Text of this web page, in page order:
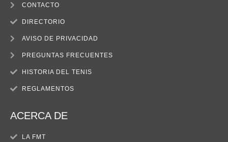
CONTACTO
DIRECTORIO
AVISO DE PRIVACIDAD
PREGUNTAS FRECUENTES
HISTORIA DEL TENIS
REGLAMENTOS
ACERCA DE
LA FMT